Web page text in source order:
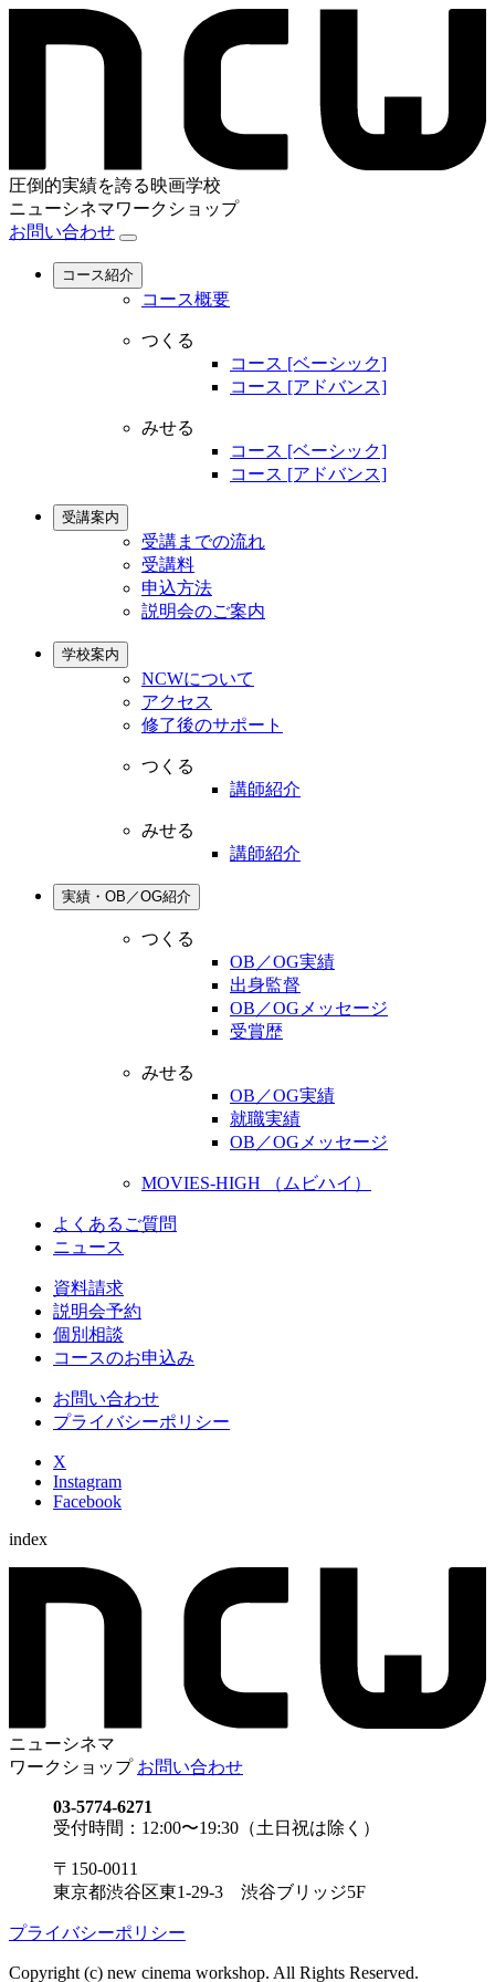
圧倒的実績を誇る映画学校
ニューシネマワークショップ
お問い合わせ
コース紹介
コース概要
つくる
コース [ベーシック]
コース [アドバンス]
みせる
コース [ベーシック]
コース [アドバンス]
受講案内
受講までの流れ
受講料
申込方法
説明会のご案内
学校案内
NCWについて
アクセス
修了後のサポート
つくる
講師紹介
みせる
講師紹介
実績・OB／OG紹介
つくる
OB／OG実績
出身監督
OB／OGメッセージ
受賞歴
みせる
OB／OG実績
就職実績
OB／OGメッセージ
MOVIES-HIGH （ムビハイ）
よくあるご質問
ニュース
資料請求
説明会予約
個別相談
コースのお申込み
お問い合わせ
プライバシーポリシー
X
Instagram
Facebook
index
ニューシネマ
ワークショップ お問い合わせ
03-5774-6271
受付時間：12:00〜19:30（土日祝は除く）
〒150-0011
東京都渋谷区東1-29-3 渋谷ブリッジ5F
プライバシーポリシー
Copyright (c) new cinema workshop. All Rights Reserved.